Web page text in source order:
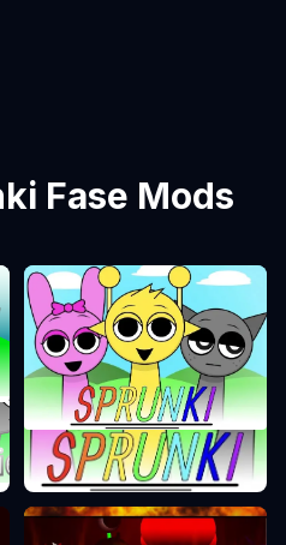
Fase Mods
Sprunki Fase 1